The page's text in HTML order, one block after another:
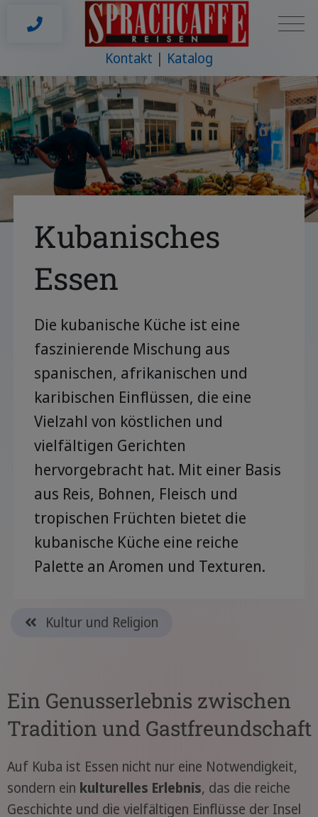
Kontakt Katalog
Kubanisches
Essen
Die kubanische Küche ist eine
faszinierende Mischung aus
spanischen, afrikanischen und
karibischen Einflüssen, die eine
Vielzahl von köstlichen und
vielfältigen Gerichten
hervorgebracht hat. Mit einer Basis
aus Reis, Bohnen, Fleisch und
tropischen Früchten bietet die
kubanische Küche eine reiche
Palette an Aromen und Texturen.
Kultur und Religion
Ein Genusserlebnis zwischen
Tradition und Gastfreundschaft
Auf Kuba ist Essen nicht nur eine Notwendigkeit,
sondern ein kulturelles Erlebnis, das die reiche
Geschichte und die vielfältigen Einflüsse der Insel